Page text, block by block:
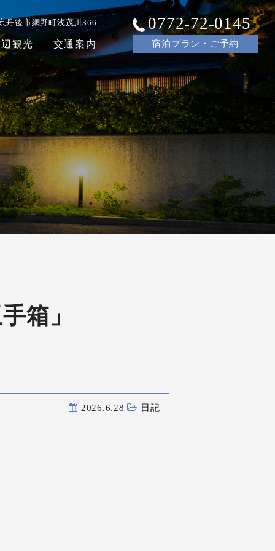
0772-72-0145
宿泊プラン・ご予約
丹後市網野町浅茂川366
観光 交通案内
箱」
2026.6.28 日記